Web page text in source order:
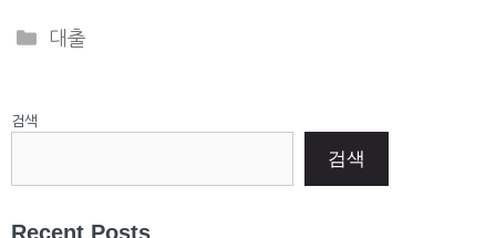
Categories
대출
검색
검색
Recent Posts